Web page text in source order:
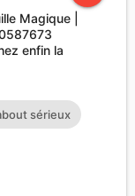
Magique |
enfin la
sérieux